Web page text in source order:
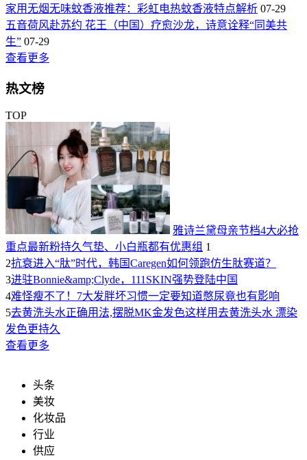
家用无烟无味蚊香液推荐：彩虹电热蚊香液特点解析 07-29
五音荷风赴苏约 花王（中国）疗愈沙龙，诗意诠释“同美共
生” 07-29
查看更多
热文榜
TOP
雅诗兰黛母亲节档4大必抢
重点最新粉持久气垫、小白瓶都有优惠组 1
2抗衰进入“肽”时代，韩国Caregen如何领跑仿生肽赛道？
3进驻Bonnie&amp;Clyde，111SKIN强势登陆中国
4难怪瘦不了！7大发胖坏习惯一定要知道憋尿竟也有影响
5去黄洗头水正确用法,摆脱MK金发色这样用去黄洗头水 漂染
发色更持久
查看更多
头条
美妆
化妆品
行业
供应